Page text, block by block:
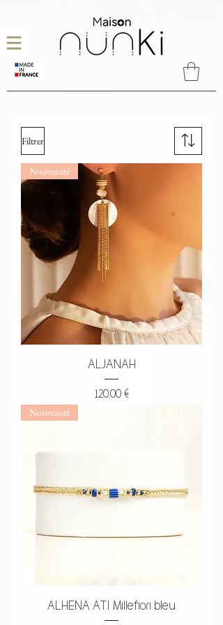
Filtrer
Nouveauté
ALJANAH
Prix
120,00 €
Nouveauté
ALHENA ATI Millefiori bleu